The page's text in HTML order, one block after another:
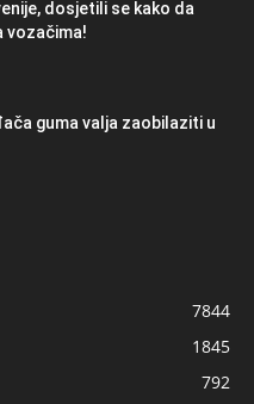
dosjetili se kako da
vozačima!
guma valja zaobilaziti u
7844
1845
792